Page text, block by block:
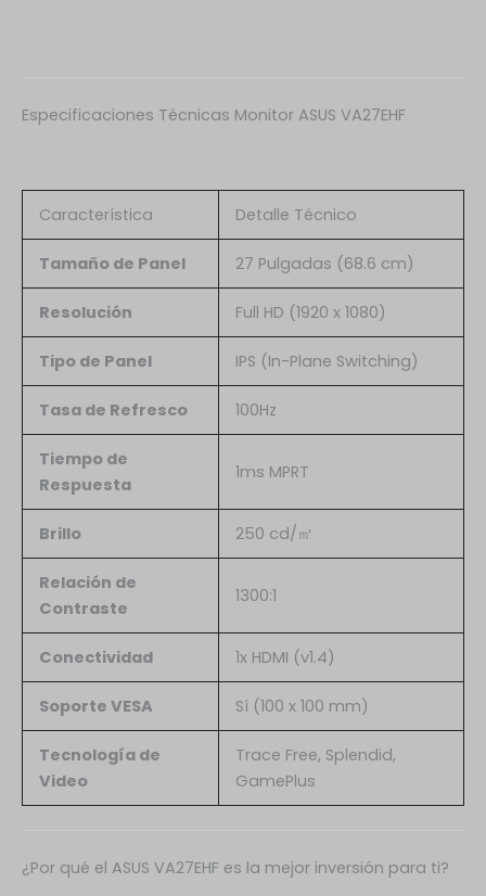
Especificaciones Técnicas Monitor ASUS VA27EHF
Característica Detalle Técnico
Tamaño de Panel 27 Pulgadas (68.6 cm)
Resolución Full HD (1920 x 1080)
Tipo de Panel IPS (In-Plane Switching)
Tasa de Refresco 100Hz
Tiempo de
Respuesta
1ms MPRT
Brillo 250 cd/㎡
Relación de
Contraste
1300:1
Conectividad 1x HDMI (v1.4)
Soporte VESA Sí (100 x 100 mm)
Tecnología de
Video
Trace Free, Splendid,
GamePlus
¿Por qué el ASUS VA27EHF es la mejor inversión para ti?